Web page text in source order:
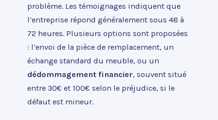
problème. Les témoignages indiquent que
l’entreprise répond généralement sous 48 à
72 heures. Plusieurs options sont proposées
: l’envoi de la pièce de remplacement, un
échange standard du meuble, ou un
dédommagement financier, souvent situé
entre 30€ et 100€ selon le préjudice, si le
défaut est mineur.